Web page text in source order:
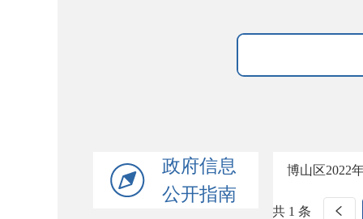
政府信息
公开指南
博山区2022
共 1 条